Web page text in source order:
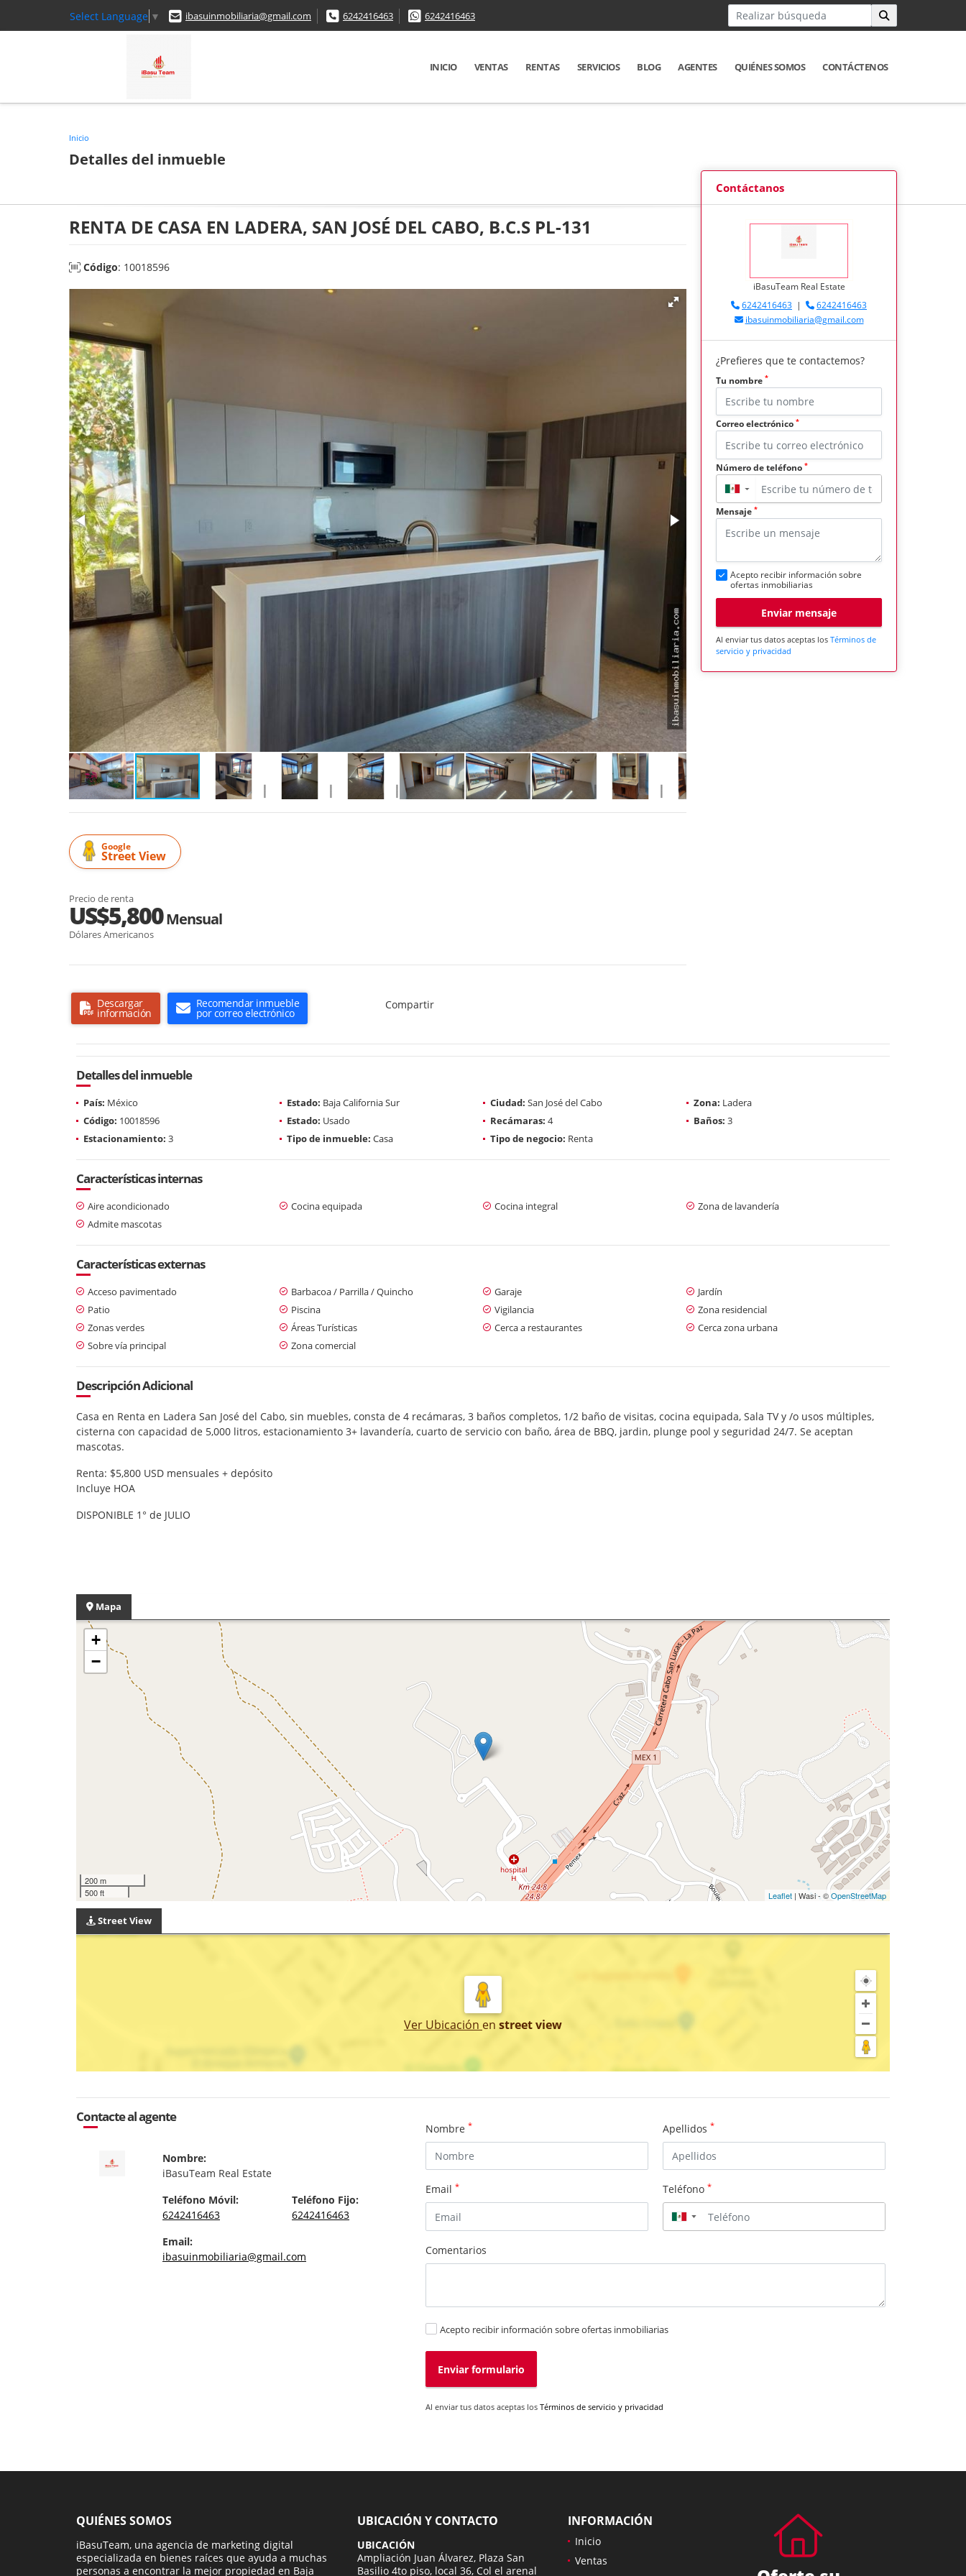
Select Language ▼ ibasuinmobiliaria@gmail.com 6242416463 6242416463
INICIO VENTAS RENTAS SERVICIOS BLOG AGENTES QUIÉNES SOMOS CONTÁCTENOS
Inicio
Detalles del inmueble
RENTA DE CASA EN LADERA, SAN JOSÉ DEL CABO, B.C.S PL-131
Código: 10018596
Google
Street View
Precio de renta
US$5,800Mensual
Dólares Americanos
Descargar
información
Recomendar inmueble
por correo electrónico
Compartir
Contáctanos
iBasuTeam Real Estate
6242416463 |
6242416463
ibasuinmobiliaria@gmail.com
¿Prefieres que te contactemos?
Tu nombre *
Correo electrónico *
Número de teléfono *
▼
Mensaje *
Acepto recibir información sobre
ofertas inmobiliarias
Enviar mensaje
Al enviar tus datos aceptas los Términos de
servicio y privacidad
Detalles del inmueble
País: México Estado: Baja California Sur Ciudad: San José del Cabo Zona: Ladera
Código: 10018596 Estado: Usado Recámaras: 4 Baños: 3
Estacionamiento: 3 Tipo de inmueble: Casa Tipo de negocio: Renta
Características internas
Aire acondicionado Cocina equipada Cocina integral
Zona de lavandería
Admite mascotas
Características externas
Acceso pavimentado Barbacoa / Parrilla / Quincho Garaje
Jardín
Patio
Piscina Vigilancia
Zona residencial
Zonas verdes
Áreas Turísticas Cerca a restaurantes
Cerca zona urbana
Sobre vía principal
Zona comercial
Descripción Adicional
Casa en Renta en Ladera San José del Cabo, sin muebles, consta de 4 recámaras, 3 baños completos, 1/2 baño de visitas, cocina equipada, Sala TV y /o usos múltiples,
cisterna con capacidad de 5,000 litros, estacionamiento 3+ lavandería, cuarto de servicio con baño, área de BBQ, jardin, plunge pool y seguridad 24/7. Se aceptan
mascotas.
Renta: $5,800 USD mensuales + depósito
Incluye HOA
DISPONIBLE 1° de JULIO
Mapa
+
−
200 m
500 ft
Leaflet | Wasi - ©OpenStreetMap
Street View
Ver Ubicación en street view
Contacte al agente
Nombre:
iBasuTeam Real Estate
Teléfono Móvil:
6242416463
Teléfono Fijo:
6242416463
Email:
ibasuinmobiliaria@gmail.com
Nombre * Apellidos *
Email * Teléfono *
▼
Comentarios
Acepto recibir información sobre ofertas inmobiliarias
Enviar formulario
Al enviar tus datos aceptas los Términos de servicio y privacidad
QUIÉNES SOMOS
iBasuTeam, una agencia de marketing digital
especializada en bienes raíces que ayuda a muchas
personas a encontrar la mejor propiedad en Baja
UBICACIÓN Y CONTACTO
UBICACIÓN
Ampliación Juan Álvarez, Plaza San
Basilio 4to piso, local 36, Col el arenal
INFORMACIÓN
Inicio
Ventas